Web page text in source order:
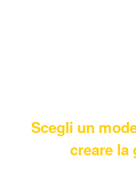
Scegli un
creare la